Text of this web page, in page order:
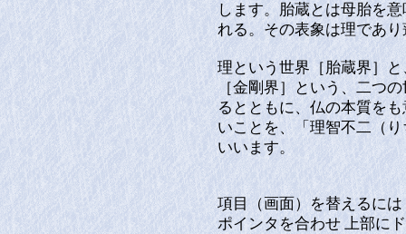
します。胎蔵とは母胎を
れる。その表象は理で
理という世界［胎蔵界］
［金剛界］という、二つ
るとともに、仏の本質を
いことを、「理智不二（
いいます。
項目（画面）を替えるに
ポインタを合わせ 上部に